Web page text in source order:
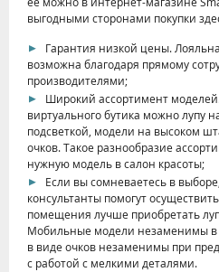
выгодными сторонами покупки
Гарантия низкой цены.
возможна благодаря прямому
производителями;
Широкий ассортимент
виртуального бутика можно лупу
подсветкой, модели на высоком
очков. Такое разнообразие
нужную модель в салон красоты;
Если вы сомневаетесь в
консультанты помогут
помещения лучше приобретать
Мобильные модели незаменимы в
в виде очков незаменимы при
с работой с мелкими деталями.